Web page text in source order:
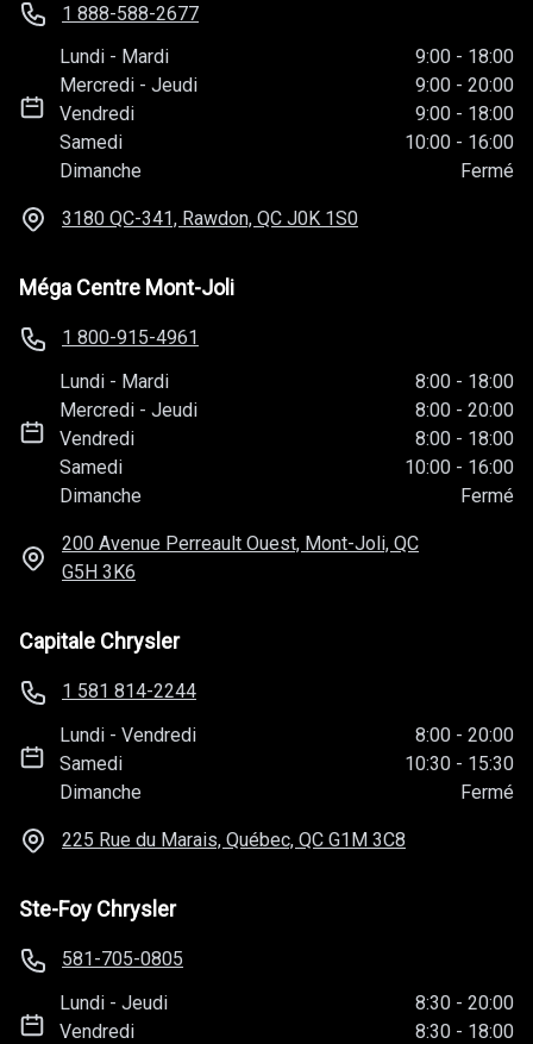
1 888-588-2677
Lundi - Mardi 9:00 - 18:00
Mercredi -Jeudi 9:00 - 20:00
Vendredi
9:00 - 18:00
Samedi
10:00 - 16:00
Dimanche
Fermé
3180 QC-341, Rawdon, QC J0K 1S0
Méga Centre Mont-Joli
1 800-915-4961
Lundi - Mardi 8:00 - 18:00
Mercredi -Jeudi 8:00 - 20:00
Vendredi
8:00 - 18:00
Samedi
10:00 - 16:00
Dimanche
Fermé
200 Avenue Perreault Ouest, Mont-Joli, QC
G5H 3K6
Capitale Chrysler
1 581 814-2244
Lundi -Vendredi 8:00 - 20:00
Samedi
10:30 - 15:30
Dimanche
Fermé
225 Rue du Marais, Québec, QC G1M 3C8
Ste-Foy Chrysler
581-705-0805
Lundi -Jeudi 8:30 - 20:00
Vendredi
8:30 - 18:00